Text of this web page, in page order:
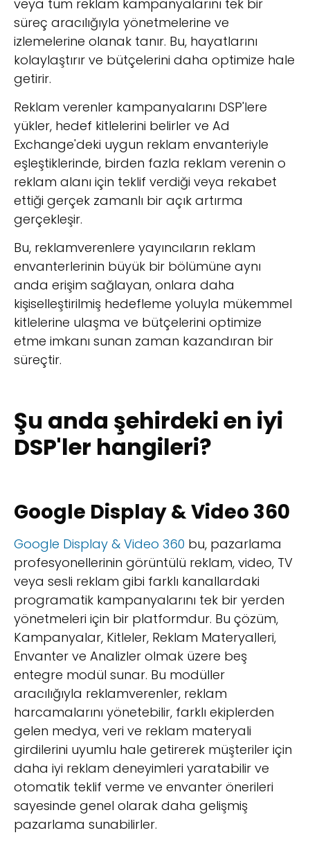
veya tüm reklam kampanyalarını tek bir
süreç aracılığıyla yönetmelerine ve
izlemelerine olanak tanır. Bu, hayatlarını
kolaylaştırır ve bütçelerini daha optimize hale
getirir.
Reklam verenler kampanyalarını DSP'lere
yükler, hedef kitlelerini belirler ve Ad
Exchange'deki uygun reklam envanteriyle
eşleştiklerinde, birden fazla reklam verenin o
reklam alanı için teklif verdiği veya rekabet
ettiği gerçek zamanlı bir açık artırma
gerçekleşir.
Bu, reklamverenlere yayıncıların reklam
envanterlerinin büyük bir bölümüne aynı
anda erişim sağlayan, onlara daha
kişiselleştirilmiş hedefleme yoluyla mükemmel
kitlelerine ulaşma ve bütçelerini optimize
etme imkanı sunan zaman kazandıran bir
süreçtir.
Şu anda şehirdeki en iyi
DSP'ler hangileri?
Google Display & Video 360
Google Display & Video 360 bu, pazarlama
profesyonellerinin görüntülü reklam, video, TV
veya sesli reklam gibi farklı kanallardaki
programatik kampanyalarını tek bir yerden
yönetmeleri için bir platformdur. Bu çözüm,
Kampanyalar, Kitleler, Reklam Materyalleri,
Envanter ve Analizler olmak üzere beş
entegre modül sunar. Bu modüller
aracılığıyla reklamverenler, reklam
harcamalarını yönetebilir, farklı ekiplerden
gelen medya, veri ve reklam materyali
girdilerini uyumlu hale getirerek müşteriler için
daha iyi reklam deneyimleri yaratabilir ve
otomatik teklif verme ve envanter önerileri
sayesinde genel olarak daha gelişmiş
pazarlama sunabilirler.